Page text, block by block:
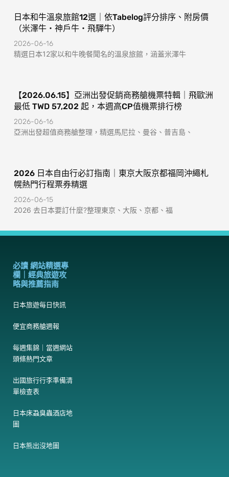
日本和牛溫泉旅館12選｜依Tabelog評分排序、附房價
（米澤牛・神戶牛・飛驒牛）
2026-06-16
精選日本12家以和牛晚餐聞名的溫泉旅館，涵蓋米澤牛
【2026.06.15】亞洲出發促銷商務艙機票特輯｜飛歐洲
最低 TWD 57,202 起，本週高CP值機票排行榜
2026-06-16
亞洲出發超值商務艙整理，精選馬尼拉、曼谷、普吉島、
2026 日本自由行必訂指南｜東京大阪京都福岡沖繩札
幌熱門行程票券精選
2026-06-15
2026 去日本要訂什麼?整理東京、大阪、京都、福
必讀 網站精選專
欄｜經典旅遊攻
略與推薦指南
日本旅遊每日快訊
便宜商務艙週報
每週集錦｜當週網站
頭條熱門文章
出國旅行行李準備清
單檢查表
日本床蝨臭蟲酒店地
圖
日本熊出沒地圖